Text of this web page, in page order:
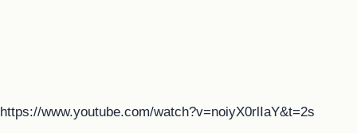
https://www.youtube.com/watch?v=noiyX0rlIaY&t=2s